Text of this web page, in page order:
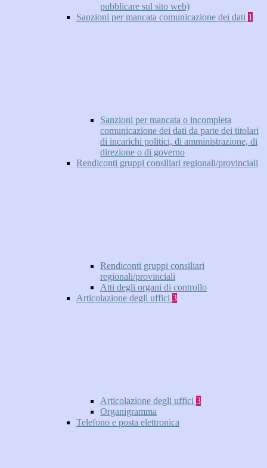
pubblicare sul sito web)
Sanzioni per mancata comunicazione dei dati 1
Sanzioni per mancata o incompleta
comunicazione dei dati da parte dei titolari
di incarichi politici, di amministrazione, di
direzione o di governo
Rendiconti gruppi consiliari regionali/provinciali
Rendiconti gruppi consiliari
regionali/provinciali
Atti degli organi di controllo
Articolazione degli uffici 3
Articolazione degli uffici 3
Organigramma
Telefono e posta elettronica